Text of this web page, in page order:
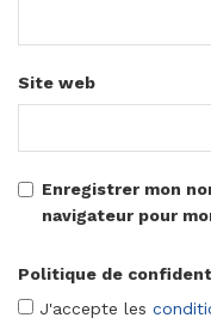
Site web
Enregistrer mon
navigateur pour
Politique de
J'accepte les